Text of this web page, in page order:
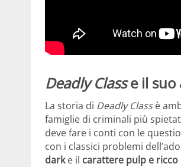
Deadly Classe il suo
La storia di Deadly Classè
famiglie di criminali più
deve fare i conti con le
con i classici problemi
darke il carattere pulp e ricco